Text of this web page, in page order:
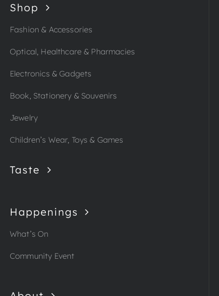
Shop
Fashion & Accessories
Optical, Healthcare & Pharmacies
Electronics & Gadgets
Book, Stationery & Souvenirs
Jewelry
Children’s Wear, Toys & Games
Taste
Happenings
What’s On
Community Event